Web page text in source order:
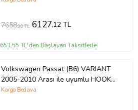
7658,90 TL 6127,12 TL
653,55 TL'den Başlayan Taksitlerle
Volkswagen Passat (B6) VARIANT
2005-2010 Arası ile uyumlu HOOK
Model Anahtar Kilitli Ara Atkı Tavan
Kargo Bedava